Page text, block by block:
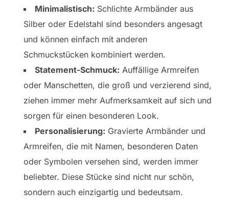
Minimalistisch: Schlichte Armbänder aus
Silber oder Edelstahl sind besonders angesagt
und können einfach mit anderen
Schmuckstücken kombiniert werden.
Statement-Schmuck: Auffällige Armreifen
oder Manschetten, die groß und verzierend sind,
ziehen immer mehr Aufmerksamkeit auf sich und
sorgen für einen besonderen Look.
Personalisierung: Gravierte Armbänder und
Armreifen, die mit Namen, besonderen Daten
oder Symbolen versehen sind, werden immer
beliebter. Diese Stücke sind nicht nur schön,
sondern auch einzigartig und bedeutsam.